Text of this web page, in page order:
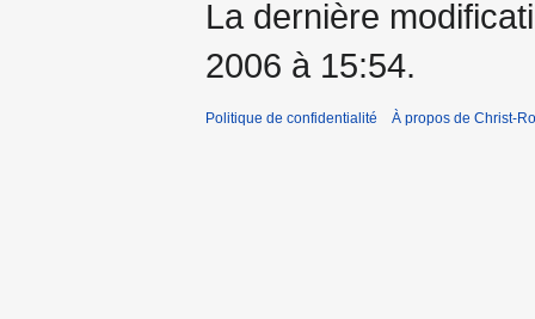
La dernière
2006 à 15:54.
Politique de confidentialité À propos de Christ-